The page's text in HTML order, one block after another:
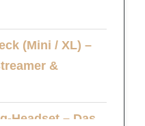
(Mini / XL) –
&
Headset – Das